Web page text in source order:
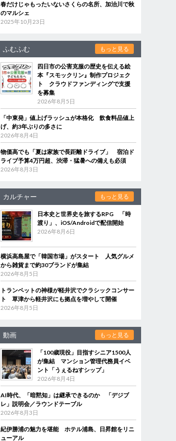
春だけじゃもったいないさくらの名所、加治川で秋
のマルシェ
2025年10月23日
ふむふむ もっと見る
四日市の公害克服の歴史を伝える絵
本『スモックリン』制作プロジェク
ト クラウドファンディングで支援
を募集
2026年8月5日
「中東発」値上げラッシュが本格化 飲食料品値上
げ、約3年ぶりの多さに
2026年8月4日
物価高でも「夏は家族で長距離ドライブ」 宿泊ド
ライブ予算4万円超、渋滞・猛暑への備えも必須
2026年8月3日
カルチャー もっと見る
日本史と世界史を旅するRPG 「時
渡り」、iOS/Androidで配信開始
2026年8月6日
横浜高島屋で「韓国市場」がスタート 人気グルメ
から雑貨まで約30ブランドが集結
2026年8月5日
トランペットの神様が軽井沢でクラシックコンサー
ト 草津から軽井沢にも拠点を増やして開催
2026年8月5日
動画 もっと見る
「100歳現役」目指すシニア1500人
が集結 マンション管理代務員イベ
ント「うぇるねすシップ」
2026年8月4日
AI時代、「暗黙知」は継承できるのか 「デジブ
レ」説明会／ラウンドテーブル
2026年8月3日
紀伊勝浦の魅力を堪能 ホテル浦島、日昇館をリニ
ューアル